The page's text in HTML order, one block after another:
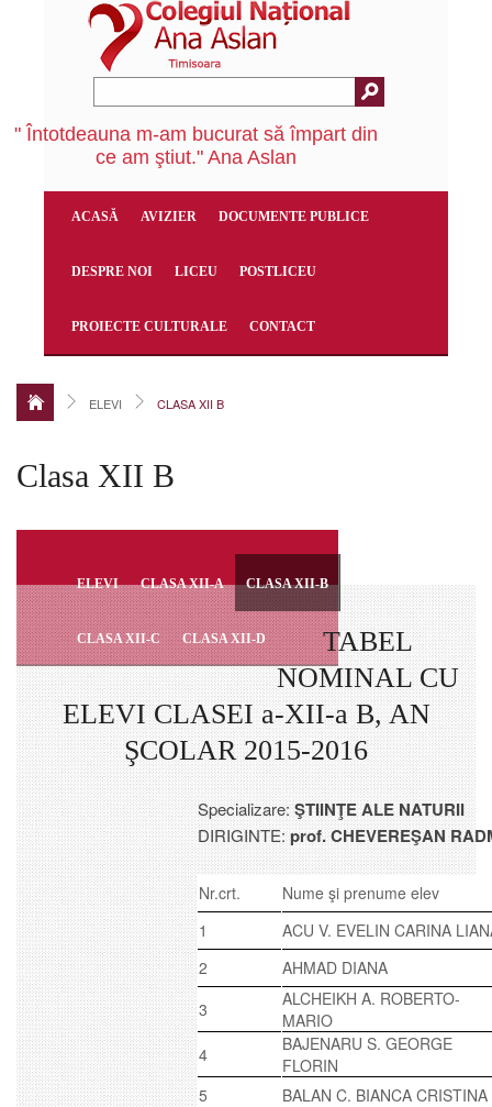
" Întotdeauna m-am bucurat să împart din
ce am ştiut." Ana Aslan
ACASĂ AVIZIER DOCUMENTE PUBLICE
DESPRE NOI LICEU POSTLICEU
PROIECTE CULTURALE CONTACT
ELEVI CLASA XII B
Clasa XII B
ELEVI CLASA XII-A CLASA XII-B
CLASA XII-C CLASA XII-D
TABEL
NOMINAL CU
ELEVI CLASEI a-XII-a B, AN
ŞCOLAR 2015-2016
Specializare:ŞTIINŢE ALE NATURII
DIRIGINTE:prof. CHEVEREŞAN
Nr.crt.
Nume şi prenume elev
1
ACU V. EVELIN CARINA
2
AHMAD DIANA
3
ALCHEIKH A. ROBERTO-
MARIO
4
BAJENARU S. GEORGE
FLORIN
5
BALAN C. BIANCA CRISTINA